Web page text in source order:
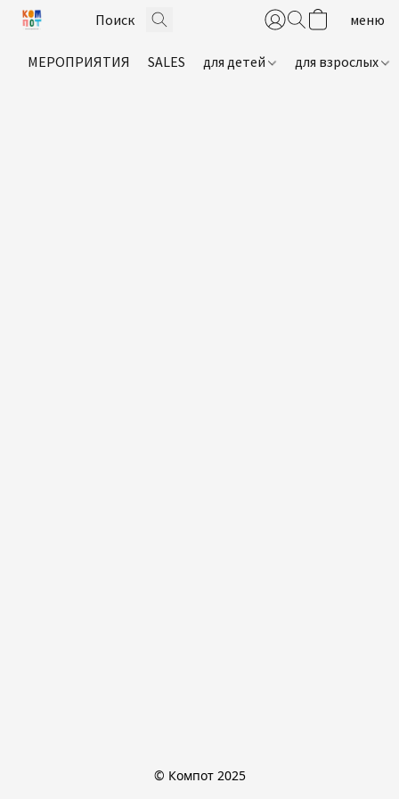
МЕРОПРИЯТИЯ SALES для детей для взрослых
© Компот 2025